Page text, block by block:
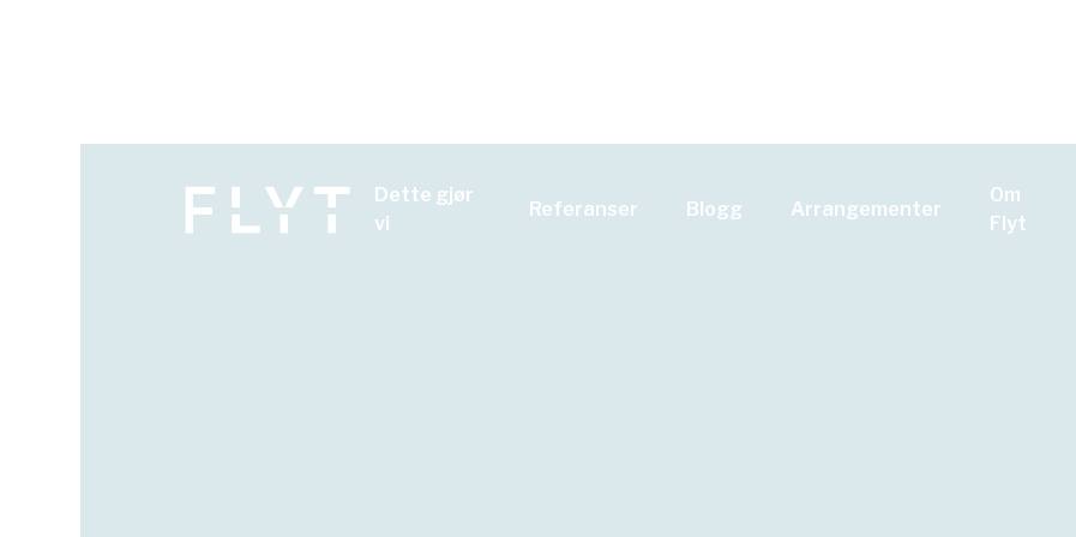
Dette gjør
vi
Referanser Blogg Arrangementer
Om
Flyt
Gjør det, gjør det,